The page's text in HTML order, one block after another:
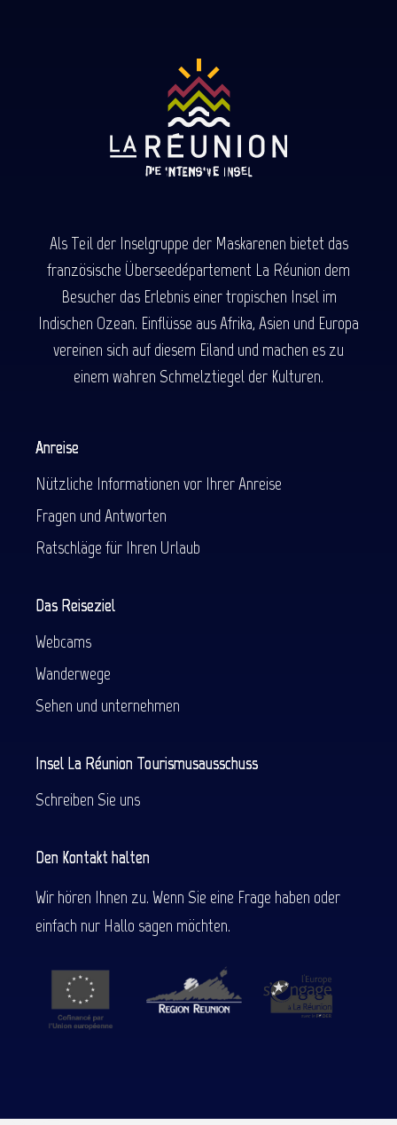
Als Teil der Inselgruppe der Maskarenen bietet das
französische Überseedépartement La Réunion dem
Besucher das Erlebnis einer tropischen Insel im
Indischen Ozean. Einflüsse aus Afrika, Asien und Europa
vereinen sich auf diesem Eiland und machen es zu
einem wahren Schmelztiegel der Kulturen.
Anreise
Nützliche Informationen vor Ihrer Anreise
Fragen und Antworten
Ratschläge für Ihren Urlaub
Das Reiseziel
Webcams
Wanderwege
Sehen und unternehmen
Insel La Réunion Tourismusausschuss
Schreiben Sie uns
Den Kontakt halten
Wir hören Ihnen zu. Wenn Sie eine Frage haben oder
einfach nur Hallo sagen möchten.